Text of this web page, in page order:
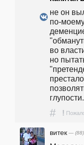
не он
по-
во
но
глупости.
# !
витек — (88)